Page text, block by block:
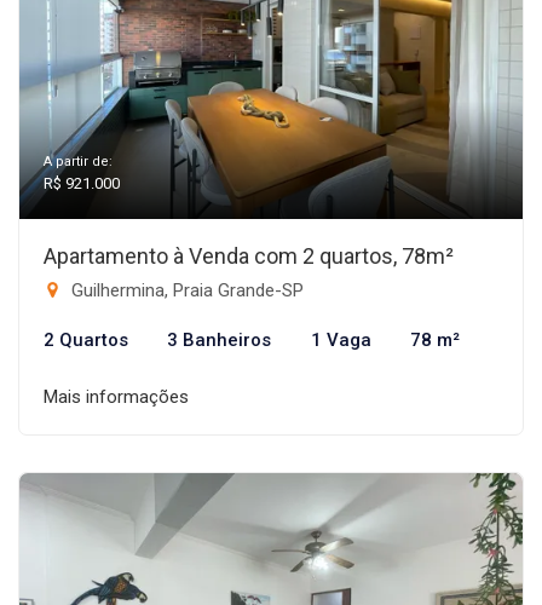
A partir de:
R$ 921.000
Apartamento à Venda com 2 quartos, 78m²
Guilhermina, Praia Grande-SP
2 Quartos 3 Banheiros 1 Vaga 78 m²
Mais informações